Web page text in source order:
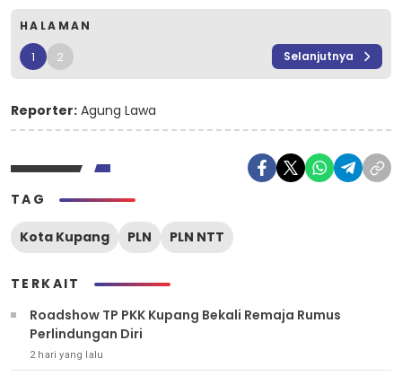
HALAMAN
1 2 Selanjutnya
Reporter: Agung Lawa
TAG
Kota Kupang PLN PLN NTT
TERKAIT
Roadshow TP PKK Kupang Bekali Remaja Rumus
Perlindungan Diri
2 hari yang lalu